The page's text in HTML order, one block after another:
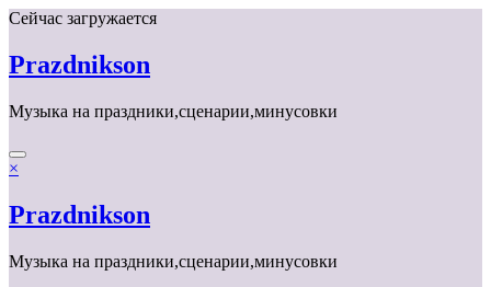
Перейти
содержимому
Сейчас загружается
Prazdnikson
Музыка на праздники,сценарии,минусовки
×
Prazdnikson
Музыка на праздники,сценарии,минусовки